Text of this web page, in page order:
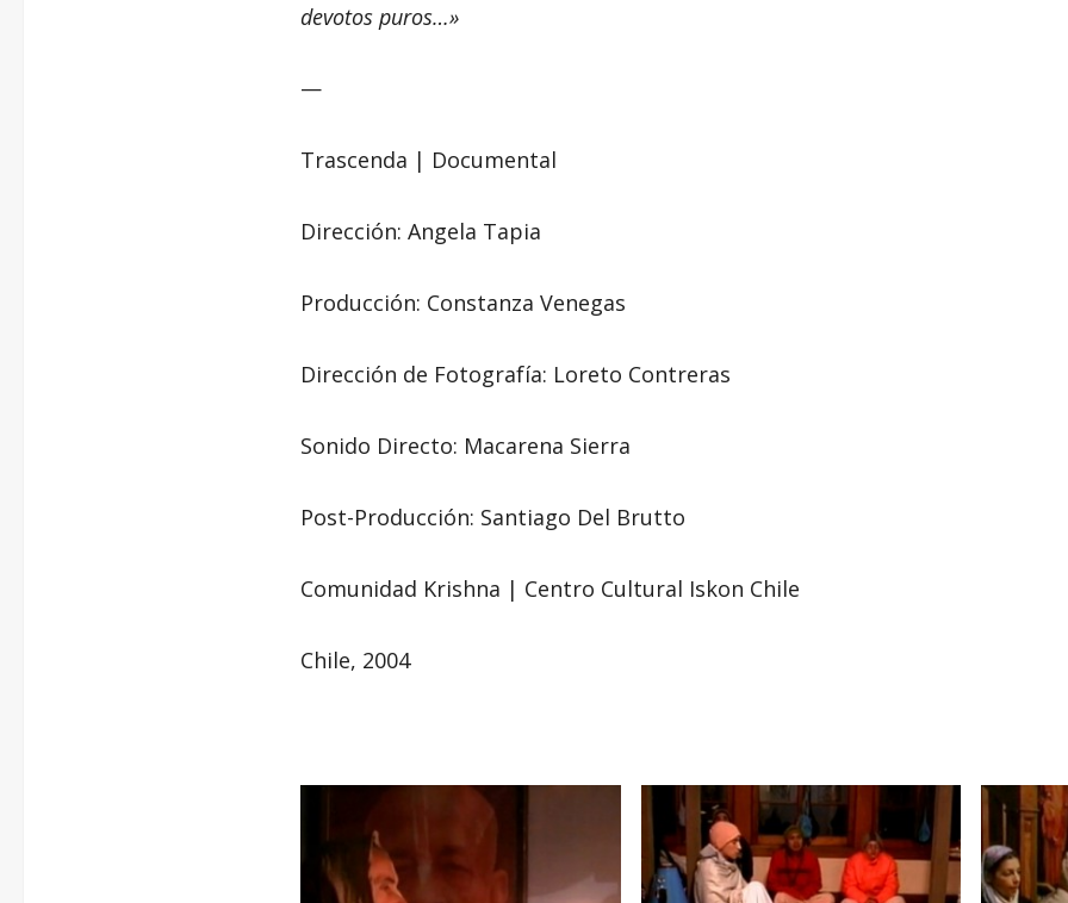
devotos puros…»
—
Trascenda | Documental
Dirección: Angela Tapia
Producción: Constanza Venegas
Dirección de Fotografía: Loreto Contreras
Sonido Directo: Macarena Sierra
Post-Producción: Santiago Del Brutto
Comunidad Krishna | Centro Cultural Iskon Chile
Chile, 2004